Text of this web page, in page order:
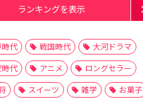
ランキングを表示
代 戦国時代
大河ドラマ
代
アニメ
ロングセラー
スイーツ 雑学
お菓子